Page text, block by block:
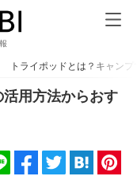
トライポッドとは？キャン
活用方法からおす